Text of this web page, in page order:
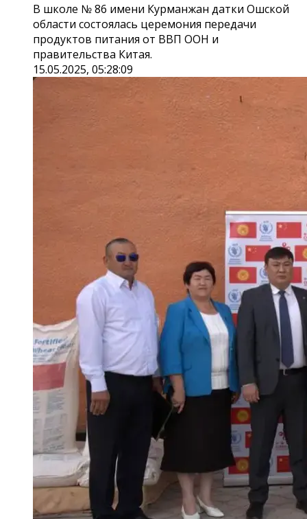
В школе № 86 имени Курманжан датки Ошской
области состоялась церемония передачи
продуктов питания от ВВП ООН и
правительства Китая.
15.05.2025, 05:28:09